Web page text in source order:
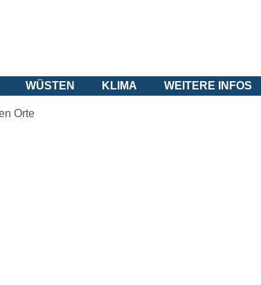
WÜSTEN KLIMA WEITERE INFOS
Orte